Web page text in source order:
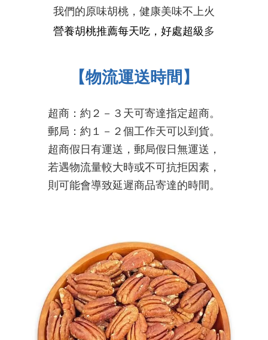
我們的原味胡桃，健康美味不上火
營養胡桃推薦每天吃，好處超級多
【物流運送時間】
超商：約２－３天可寄達指定超商。
郵局：約１－２個工作天可以到貨。
超商假日有運送，郵局假日無運送，
若遇物流量較大時或不可抗拒因素，
則可能會導致延遲商品寄達的時間。